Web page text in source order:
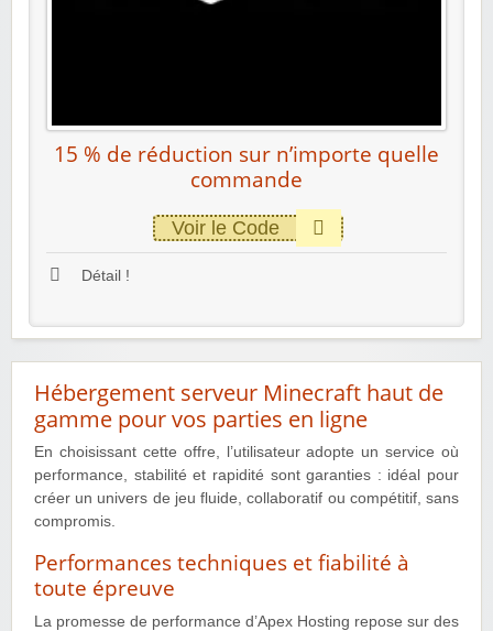
15 % de réduction sur n’importe quelle
commande
Voir le Code
Détail !
Hébergement serveur Minecraft haut de
gamme pour vos parties en ligne
En choisissant cette offre, l’utilisateur adopte un service où
performance, stabilité et rapidité sont garanties : idéal pour
créer un univers de jeu fluide, collaboratif ou compétitif, sans
compromis.
Performances techniques et fiabilité à
toute épreuve
La promesse de performance d’Apex Hosting repose sur des